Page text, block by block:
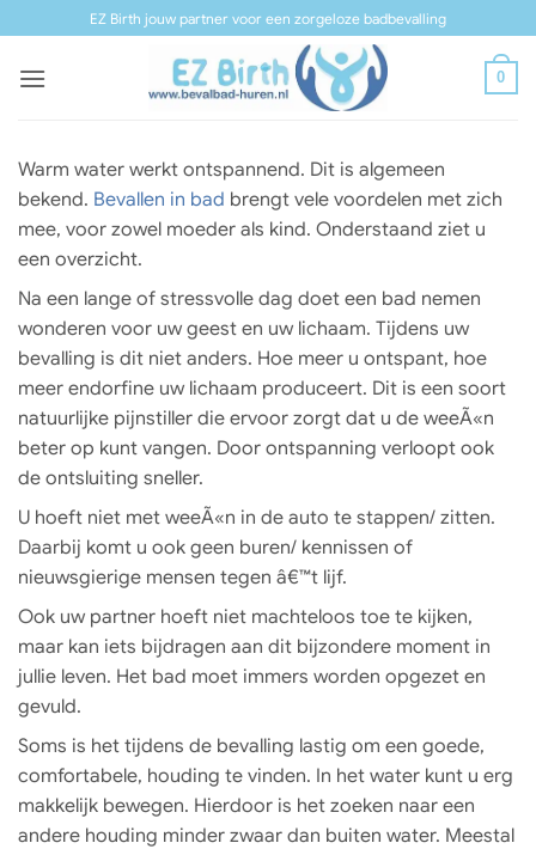
naar
inhoud
EZ Birth jouw partner voor een zorgeloze badbevalling
0
Warm water werkt ontspannend. Dit is algemeen
bekend. Bevallen in bad brengt vele voordelen met zich
mee, voor zowel moeder als kind. Onderstaand ziet u
een overzicht.
Na een lange of stressvolle dag doet een bad nemen
wonderen voor uw geest en uw lichaam. Tijdens uw
bevalling is dit niet anders. Hoe meer u ontspant, hoe
meer endorfine uw lichaam produceert. Dit is een soort
natuurlijke pijnstiller die ervoor zorgt dat u de weeÃ«n
beter op kunt vangen. Door ontspanning verloopt ook
de ontsluiting sneller.
U hoeft niet met weeÃ«n in de auto te stappen/ zitten.
Daarbij komt u ook geen buren/ kennissen of
nieuwsgierige mensen tegen â€™t lijf.
Ook uw partner hoeft niet machteloos toe te kijken,
maar kan iets bijdragen aan dit bijzondere moment in
jullie leven. Het bad moet immers worden opgezet en
gevuld.
Soms is het tijdens de bevalling lastig om een goede,
comfortabele, houding te vinden. In het water kunt u erg
makkelijk bewegen. Hierdoor is het zoeken naar een
andere houding minder zwaar dan buiten water. Meestal